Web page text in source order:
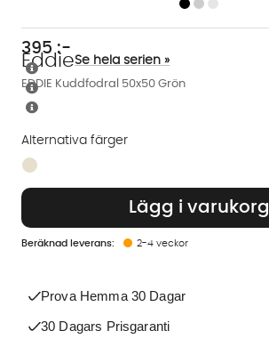
EDDIE Kuddfodral 50x50 Grön
EddieSe hela serien »
395 :-
Lägg i varukorg
2-4 veckor
Alternativa färger
Finns även i dessa färger:
Prova Hemma 30 Dagar
30 Dagars Prisgaranti